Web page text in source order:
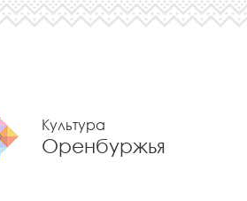
Культура
Оренбуржья